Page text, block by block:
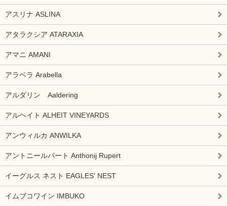
アスリナ ASLINA
アタラクシア ATARAXIA
アマニ AMANI
アラベラ Arabella
アルダリン Aaldering
アルヘイト ALHEIT VINEYARDS
アンウィルカ ANWILKA
アントニールパート Anthonij Rupert
イーグルス ネスト EAGLES' NEST
イムブコワイン IMBUKO